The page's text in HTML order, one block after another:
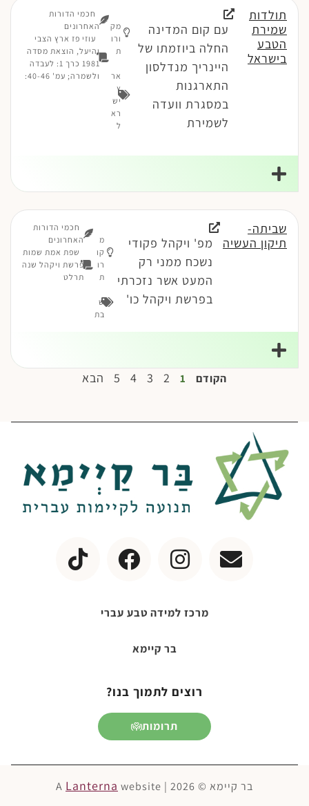
תולדות
שמירת
הטבע
בישראל
עם קום המדינה
החלה ביוזמתו של
היינריך מנדלסון
התארגנות
במסגרת וועדה
לשמירת
מק
ורו
ת
אר
ץ
יש
רא
ל
חכמי הדורות
האחרונים
עוזי פז ארץ הצבי
והיעל, הוצאת מסדה
1981 כרך 1: לעבדה
ולשמרה; עמ' 40-46:
שביתה-
תיקון העשיה
מפ' ויקהל פקודי
נשכח ממני רק
המעט אשר נזכרתי
בפרשת ויקהל כו'
מ
קו
רו
ת
ש
בת
חכמי הדורות
האחרונים
שפת אמת שמות
פרשת ויקהל שנה
תרלט
הקודם 1
2
3
4
5 הבא
מרכז למידה טבע עברי
בר קיימא
רוצים לתמוך בנו?
תרומות
בר קיימא © 2026 | A Lanterna website